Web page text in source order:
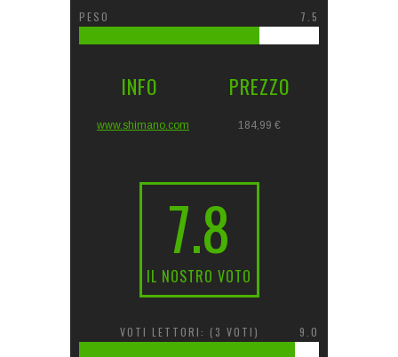
PESO 7.5
INFO
www.shimano.com
PREZZO
184,99 €
7.8
IL NOSTRO VOTO
VOTI LETTORI: ( 3 VOTI) 9.0